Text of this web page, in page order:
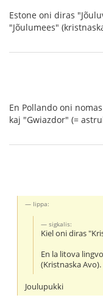
Estone oni diras
"Jõulumees"
En Pollando oni
kaj "Gwiazdor" (=
Iippa:
sigkalis:
Kiel oni diras
En la litova
(Kristnaska Avo).
Joulupukki